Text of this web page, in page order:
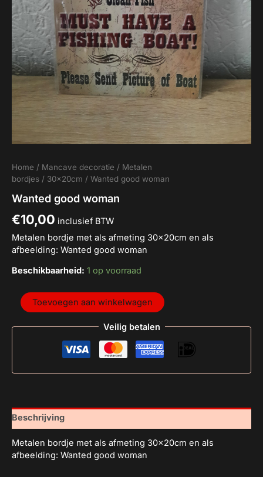
Home / Mancave decoratie / Metalen
bordjes / 30x20cm / Wanted good woman
Wanted good woman
€10,00 inclusief BTW
Metalen bordje met als afmeting 30x20cm en als
afbeelding: Wanted good woman
Beschikbaarheid: 1 op voorraad
Toevoegen aan winkelwagen
Veilig betalen
Beschrijving
Metalen bordje met als afmeting 30x20cm en als
afbeelding: Wanted good woman